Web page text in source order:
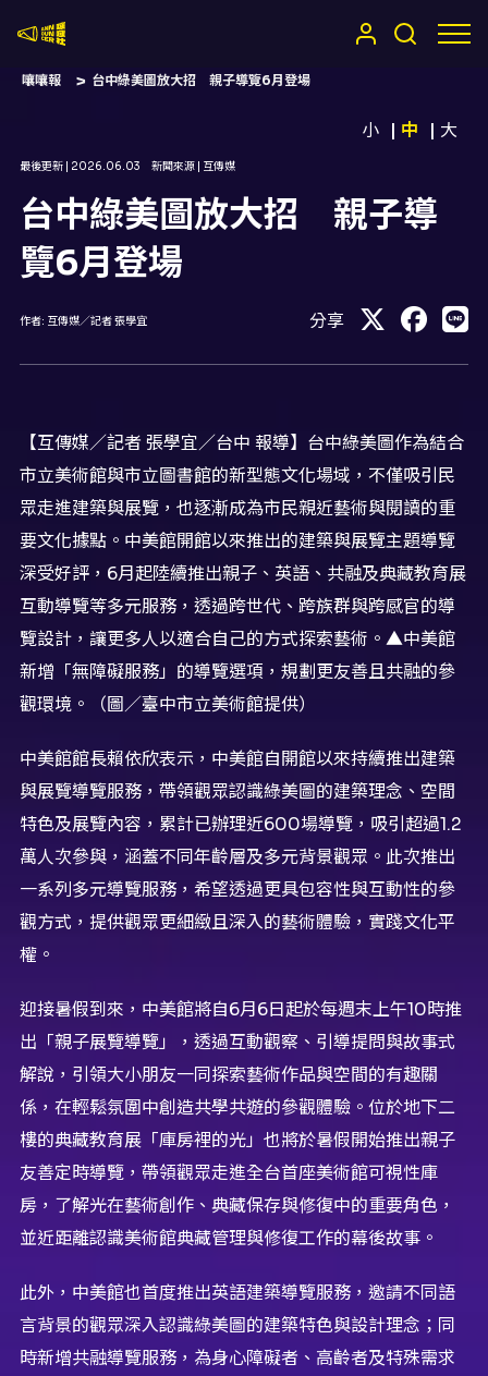
嚷嚷報 台中綠美圖放大招 親子導覽6月登場
小 中 大
最後更新 | 2026.06.03 新聞來源 | 互傳媒
台中綠美圖放大招 親子導
覽6月登場
作者: 互傳媒／記者 張學宜 分享
【互傳媒／記者 張學宜／台中 報導】台中綠美圖作為結合
市立美術館與市立圖書館的新型態文化場域，不僅吸引民
眾走進建築與展覽，也逐漸成為市民親近藝術與閱讀的重
要文化據點。中美館開館以來推出的建築與展覽主題導覽
深受好評，6月起陸續推出親子、英語、共融及典藏教育展
互動導覽等多元服務，透過跨世代、跨族群與跨感官的導
覽設計，讓更多人以適合自己的方式探索藝術。 ▲中美館
新增「無障礙服務」的導覽選項，規劃更友善且共融的參
觀環境。（圖／臺中市立美術館提供）
中美館館長賴依欣表示，中美館自開館以來持續推出建築
與展覽導覽服務，帶領觀眾認識綠美圖的建築理念、空間
特色及展覽內容，累計已辦理近600場導覽，吸引超過1.2
萬人次參與，涵蓋不同年齡層及多元背景觀眾。此次推出
一系列多元導覽服務，希望透過更具包容性與互動性的參
觀方式，提供觀眾更細緻且深入的藝術體驗，實踐文化平
權。
迎接暑假到來，中美館將自6月6日起於每週末上午10時推
出「親子展覽導覽」，透過互動觀察、引導提問與故事式
解說，引領大小朋友一同探索藝術作品與空間的有趣關
係，在輕鬆氛圍中創造共學共遊的參觀體驗。位於地下二
樓的典藏教育展「庫房裡的光」也將於暑假開始推出親子
友善定時導覽，帶領觀眾走進全台首座美術館可視性庫
房，了解光在藝術創作、典藏保存與修復中的重要角色，
並近距離認識美術館典藏管理與修復工作的幕後故事。
此外，中美館也首度推出英語建築導覽服務，邀請不同語
言背景的觀眾深入認識綠美圖的建築特色與設計理念；同
時新增共融導覽服務，為身心障礙者、高齡者及特殊需求